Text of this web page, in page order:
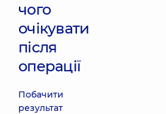
чого
очікувати
після
операції
Побачити
результат